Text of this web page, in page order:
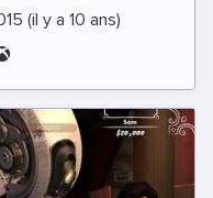
(il y a 10 ans)